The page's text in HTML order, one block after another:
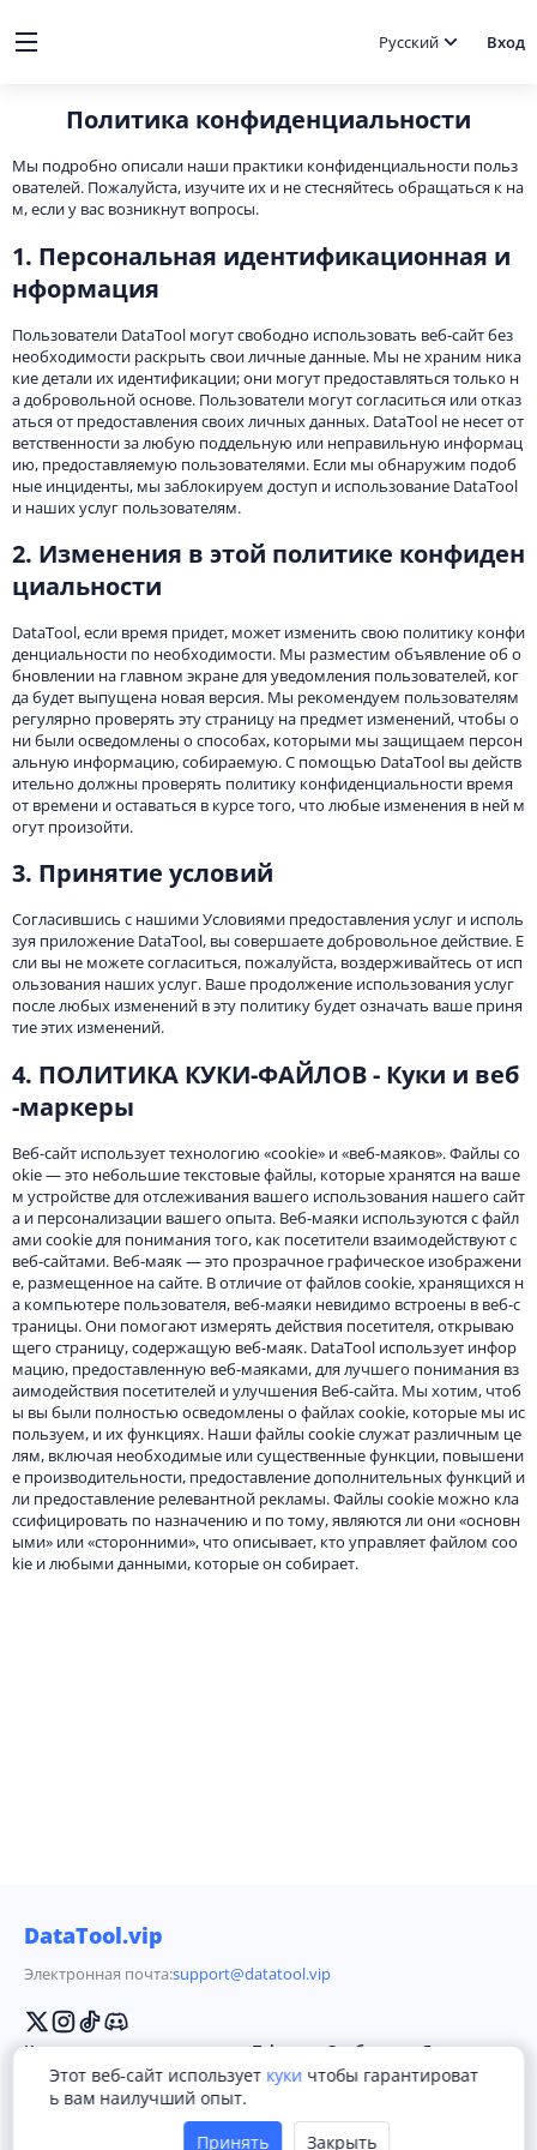
Русский Вход
Политика конфиденциальности
Мы подробно описали наши практики конфиденциальности польз
ователей. Пожалуйста, изучите их и не стесняйтесь обращаться к на
м, если у вас возникнут вопросы.
1. Персональная идентификационная и
нформация
Пользователи DataTool могут свободно использовать веб-сайт без
необходимости раскрыть свои личные данные. Мы не храним ника
кие детали их идентификации; они могут предоставляться только н
а добровольной основе. Пользователи могут согласиться или отказ
аться от предоставления своих личных данных. DataTool не несет от
ветственности за любую поддельную или неправильную информац
ию, предоставляемую пользователями. Если мы обнаружим подоб
ные инциденты, мы заблокируем доступ и использование DataTool
и наших услуг пользователям.
2. Изменения в этой политике конфиден
циальности
DataTool, если время придет, может изменить свою политику конфи
денциальности по необходимости. Мы разместим объявление об о
бновлении на главном экране для уведомления пользователей, ког
да будет выпущена новая версия. Мы рекомендуем пользователям
регулярно проверять эту страницу на предмет изменений, чтобы о
ни были осведомлены о способах, которыми мы защищаем персон
альную информацию, собираемую. С помощью DataTool вы действ
ительно должны проверять политику конфиденциальности время
от времени и оставаться в курсе того, что любые изменения в ней м
огут произойти.
3. Принятие условий
Согласившись с нашими Условиями предоставления услуг и исполь
зуя приложение DataTool, вы совершаете добровольное действие. Е
сли вы не можете согласиться, пожалуйста, воздерживайтесь от исп
ользования наших услуг. Ваше продолжение использования услуг
после любых изменений в эту политику будет означать ваше приня
тие этих изменений.
4. ПОЛИТИКА КУКИ-ФАЙЛОВ - Куки и веб
-маркеры
Веб-сайт использует технологию «cookie» и «веб-маяков». Файлы co
okie — это небольшие текстовые файлы, которые хранятся на ваше
м устройстве для отслеживания вашего использования нашего сайт
а и персонализации вашего опыта. Веб-маяки используются с файл
ами cookie для понимания того, как посетители взаимодействуют с
веб-сайтами. Веб-маяк — это прозрачное графическое изображени
е, размещенное на сайте. В отличие от файлов cookie, хранящихся н
а компьютере пользователя, веб-маяки невидимо встроены в веб-с
траницы. Они помогают измерять действия посетителя, открываю
щего страницу, содержащую веб-маяк. DataTool использует инфор
мацию, предоставленную веб-маяками, для лучшего понимания вз
аимодействия посетителей и улучшения Веб-сайта. Мы хотим, чтоб
ы вы были полностью осведомлены о файлах cookie, которые мы ис
пользуем, и их функциях. Наши файлы cookie служат различным це
лям, включая необходимые или существенные функции, повышени
е производительности, предоставление дополнительных функций и
ли предоставление релевантной рекламы. Файлы cookie можно кла
ссифицировать по назначению и по тому, являются ли они «основн
ыми» или «сторонними», что описывает, кто управляет файлом coo
kie и любыми данными, которые он собирает.
DataTool.vip
Электронная почта:support@datatool.vip
Компания
Условия предоставления услуг
Конфиденциальность
Telegram СообществоЯзык
Этот веб-сайт использует куки чтобы гарантироват
ь вам наилучший опыт.
Принять
Закрыть